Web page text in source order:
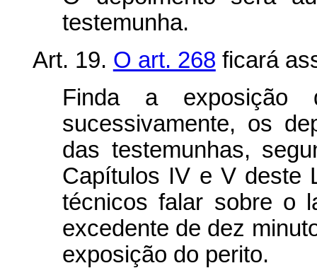
testemunha.
Art. 19. O art. 268 ficará
Finda a exposição
sucessivamente, os
das testemunhas,
Capítulos IV e V deste
técnicos falar sobre o
excedente de dez
exposição do perito.